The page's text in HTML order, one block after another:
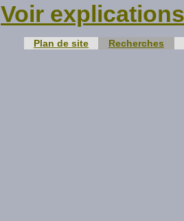
Voir
Plan de site Recherches